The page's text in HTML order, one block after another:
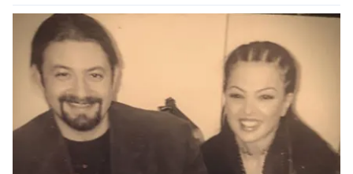
sınırlı olarak açık rızanız dahilinde kullanılacaktır.
Çerezlere ilişkin tercihlerinizi aşağıda yer alan panel
vasıtasıyla belirleyebilirsiniz. Çerezlere ilişkin detaylı bilgi
için Ayarlar butonuna tıklayabilir,
Çerez Bilgilendirme
Metnimiziziyaret edebilirsiniz.
6698 sayılı Kişisel Verilerin Korunması Kanunu uyarınca
hazırlanmış Aydınlatma Metnimizi okumak ve sitemizde